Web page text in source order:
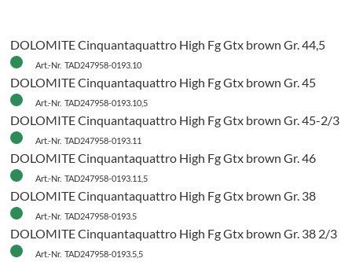
DOLOMITE Cinquantaquattro High Fg Gtx brown Gr. 44,5
Art.-Nr. TAD247958-0193.10
DOLOMITE Cinquantaquattro High Fg Gtx brown Gr. 45
Art.-Nr. TAD247958-0193.10,5
DOLOMITE Cinquantaquattro High Fg Gtx brown Gr. 45-2/3
Art.-Nr. TAD247958-0193.11
DOLOMITE Cinquantaquattro High Fg Gtx brown Gr. 46
Art.-Nr. TAD247958-0193.11,5
DOLOMITE Cinquantaquattro High Fg Gtx brown Gr. 38
Art.-Nr. TAD247958-0193.5
DOLOMITE Cinquantaquattro High Fg Gtx brown Gr. 38 2/3
Art.-Nr. TAD247958-0193.5,5